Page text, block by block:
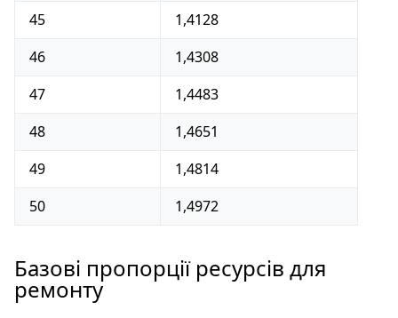
45
1,4128
46
1,4308
47
1,4483
48
1,4651
49
1,4814
50
1,4972
Базові пропорції ресурсів для
ремонту